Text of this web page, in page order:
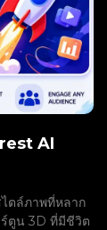
AI
ตล์ภาพที่หลาก
ตูน 3D ที่มีชีวิต